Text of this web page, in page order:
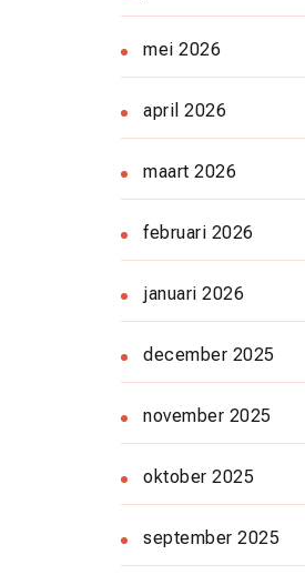
mei 2026
april 2026
maart 2026
februari 2026
januari 2026
december 2025
november 2025
oktober 2025
september 2025